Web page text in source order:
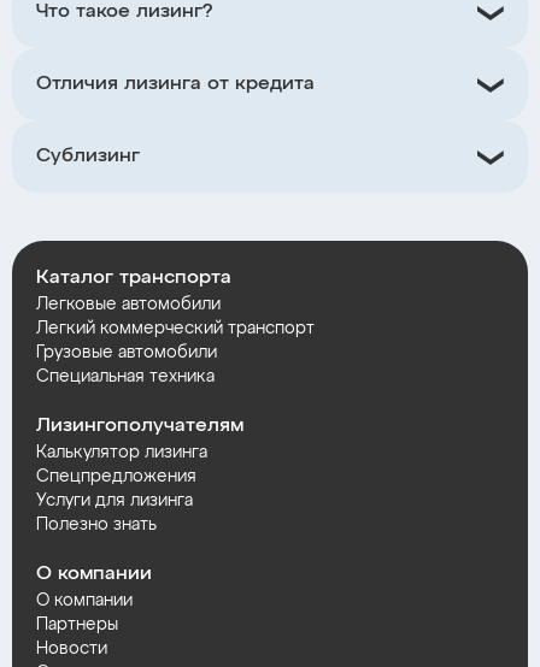
Что такое лизинг?
Отличия лизинга от кредита
Сублизинг
Каталог транспорта
Легковые автомобили
Легкий коммерческий транспорт
Грузовые автомобили
Специальная техника
Лизингополучателям
Калькулятор лизинга
Спецпредложения
Услуги для лизинга
Полезно знать
О компании
О компании
Партнеры
Новости